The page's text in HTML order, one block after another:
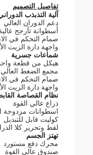
تفاصيل التصميم
آلية التذبذب
دعم الدوران العالي
أسطوانة تأرجح
صمام التحكم في
واجهة دارة الزيت
شماعات جسرية
هيكل من قطعة
مجمع الضغط العالي
صمام التحكم في
واجهة دارة الزيت
نظام القصاصة
ذراع عالي القوة
اسطوانات مزدوجة
كوليت قابل للتبديل
لقط وتحرير كلا
تهتز الجسم
محرك دفع مستورد
صندوق عالي القوة